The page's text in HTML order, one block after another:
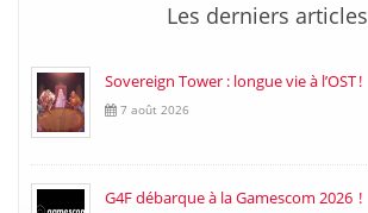
Les derniers articles
Sovereign Tower : longue vie à l’OST !
7 août 2026
G4F débarque à la Gamescom 2026 !